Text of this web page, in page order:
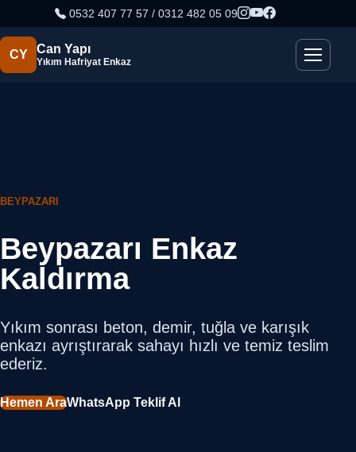
0532 407 77 57 / 0312 482 05 09
CY Can Yapı
Yıkım Hafriyat Enkaz
BEYPAZARI
Beypazarı Enkaz
Kaldırma
Yıkım sonrası beton, demir, tuğla ve karışık
enkazı ayrıştırarak sahayı hızlı ve temiz teslim
ederiz.
Hemen AraWhatsApp Teklif Al